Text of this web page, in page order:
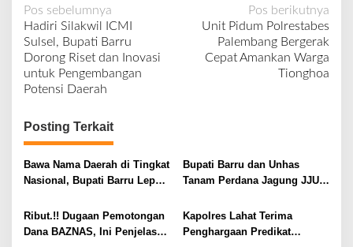
N
a
v
i
a
s
i
p
o
s
Pos sebelumnya
Hadiri Silakwil ICMI
Sulsel, Bupati Barru
Dorong Riset dan Inovasi
untuk Pengembangan
Potensi Daerah
Pos berikutnya
Unit Pidum Polrestabes
Palembang Bergerak
Cepat Amankan Warga
Tionghoa
Posting Terkait
Bawa Nama Daerah di Tingkat
Nasional, Bupati Barru Lepas
XII
Bupati Barru dan Unhas
Tanam Perdana Jagung JJUH,
dan Kesejahteraan Petani
Ribut.!! Dugaan Pemotongan
Dana BAZNAS, Ini Penjelasan
Kapolres Lahat Terima
Penghargaan Predikat